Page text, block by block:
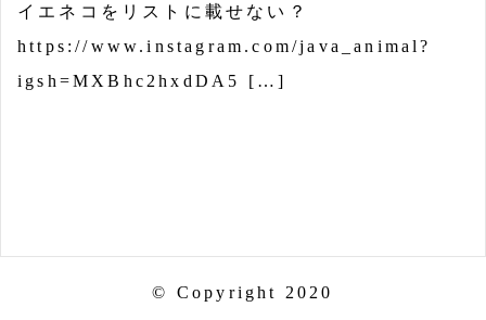
イエネコをリストに載せない？
https://www.instagram.com/java_animal?
igsh=MXBhc2hxdDA5 […]
© Copyright 2020